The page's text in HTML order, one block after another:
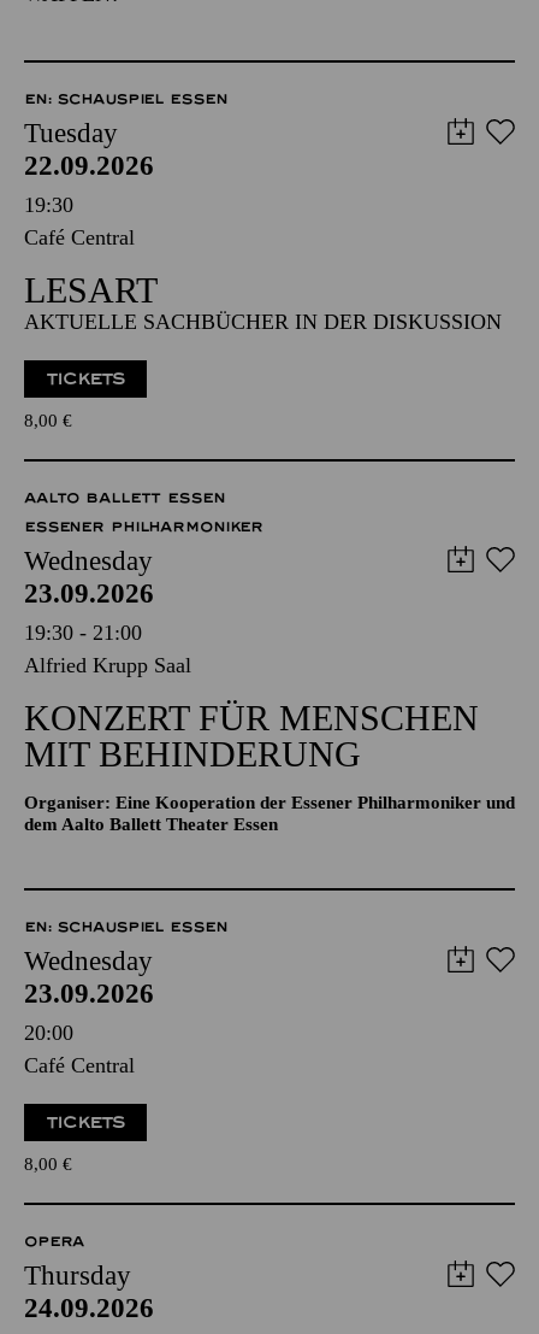
EN: SCHAUSPIEL ESSEN
Tuesday
22.09.2026
19:30
Café Central
LESART
AKTUELLE SACHBÜCHER IN DER DISKUSSION
TICKETS
8,00 €
AALTO BALLETT ESSEN
ESSENER PHILHARMONIKER
Wednesday
23.09.2026
19:30 - 21:00
Alfried Krupp Saal
KONZERT FÜR MENSCHEN
MIT BEHINDERUNG
Organiser: Eine Kooperation der Essener Philharmoniker und
dem Aalto Ballett Theater Essen
EN: SCHAUSPIEL ESSEN
Wednesday
23.09.2026
20:00
Café Central
TICKETS
8,00 €
OPERA
Thursday
24.09.2026